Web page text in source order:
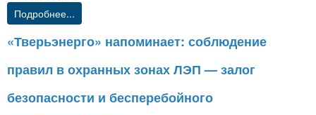
Подробнее...
«Тверьэнерго» напоминает: соблюдение
правил в охранных зонах ЛЭП — залог
безопасности и бесперебойного